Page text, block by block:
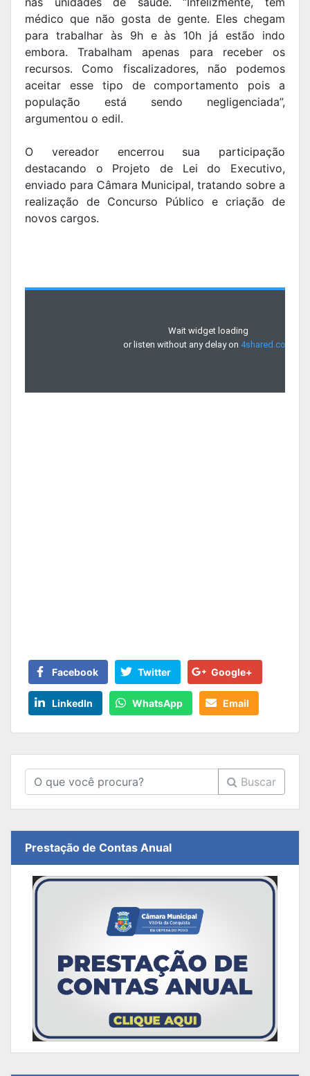
médico que não gosta de gente. Eles chegam
para trabalhar às 9h e às 10h já estão indo
embora. Trabalham apenas para receber os
recursos. Como fiscalizadores, não podemos
aceitar esse tipo de comportamento pois a
população está sendo negligenciada”,
argumentou o edil.
O vereador encerrou sua participação
destacando o Projeto de Lei do Executivo,
enviado para Câmara Municipal, tratando sobre a
realização de Concurso Público e criação de
novos cargos.
Facebook Twitter Google+
LinkedIn WhatsApp Email
Buscar
Prestação de Contas Anual